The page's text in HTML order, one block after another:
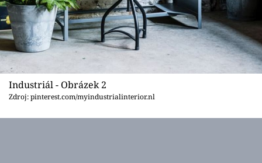
Industriál - Obrázek 2
Zdroj: pinterest.com/myindustrialinterior.nl